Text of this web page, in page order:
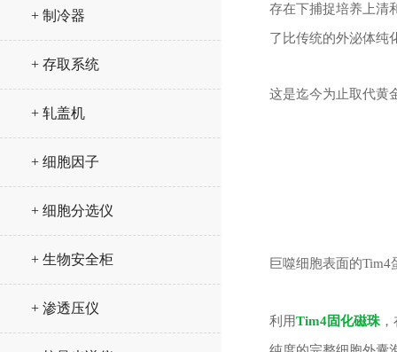
+ 制冷器
+ 存取系统
+ 轧盖机
+ 细胞因子
+ 细胞分选仪
+ 生物安全柜
+ 渗透压仪
存在下捕捉培养上清
了比传统的外泌体纯
这是迄今为止取代黄
巨噬细胞表面的Tim4
利用Tim4固化磁珠